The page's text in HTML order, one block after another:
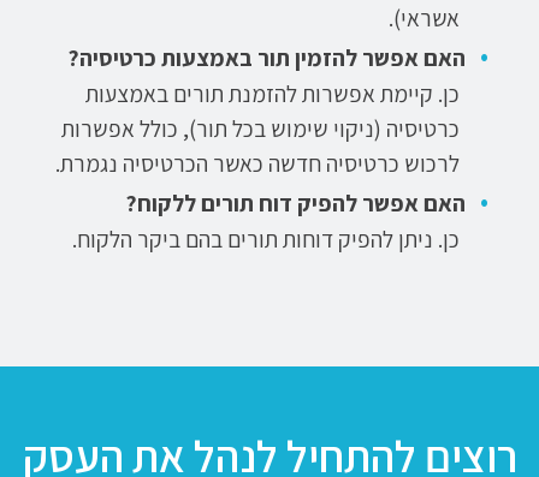
אשראי).
האם אפשר להזמין תור באמצעות כרטיסיה?
כן. קיימת אפשרות להזמנת תורים באמצעות
כרטיסיה (ניקוי שימוש בכל תור), כולל אפשרות
לרכוש כרטיסיה חדשה כאשר הכרטיסיה נגמרת.
האם אפשר להפיק דוח תורים ללקוח?
כן. ניתן להפיק דוחות תורים בהם ביקר הלקוח.
רוצים להתחיל לנהל את העסק